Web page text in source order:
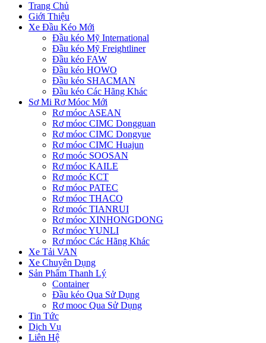
Trang Chủ
Giới Thiệu
Xe Đầu Kéo Mới
Đầu kéo Mỹ International
Đầu kéo Mỹ Freightliner
Đầu kéo FAW
Đầu kéo HOWO
Đầu kéo SHACMAN
Đầu kéo Các Hãng Khác
Sơ Mi Rơ Móoc Mới
Rơ móoc ASEAN
Rơ móoc CIMC Dongguan
Rơ móoc CIMC Dongyue
Rơ móoc CIMC Huajun
Rơ moóc SOOSAN
Rơ móoc KAILE
Rơ moóc KCT
Rơ móoc PATEC
Rơ móoc THACO
Rơ moóc TIANRUI
Rơ móoc XINHONGDONG
Rơ móoc YUNLI
Rơ móoc Các Hãng Khác
Xe Tải VAN
Xe Chuyên Dụng
Sản Phẩm Thanh Lý
Container
Đầu kéo Qua Sử Dụng
Rơ mooc Qua Sử Dụng
Tin Tức
Dịch Vụ
Liên Hệ